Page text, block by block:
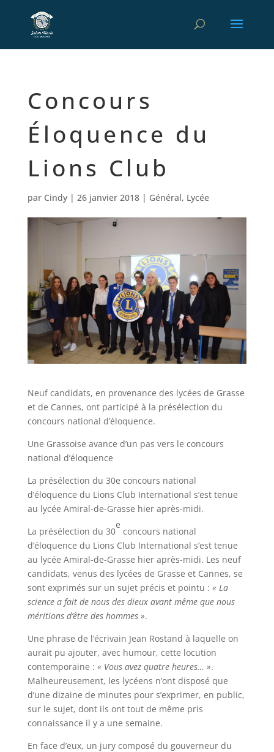
Concours
Éloquence du
Lions Club
par Cindy| 26 janvier 2018| Général, Lycée
Neuf candidats, en provenance des lycées de Grasse
et de Cannes, ont participé à la présélection du
concours national d’éloquence.
Une Grassoise avance d’un pas vers le concours
national d’éloquence
La présélection du 30e concours national
d’éloquence du Lions Club International s’est tenue
au lycée Amiral-de-Grasse hier après-midi.
La présélection du 30
e
concours national
d’éloquence du Lions Club International s’est tenue
au lycée Amiral-de-Grasse hier après-midi. Les neuf
candidats, venus des lycées de Grasse et Cannes, se
sont exprimés sur un sujet précis et pointu : « La
science a fait de nous des dieux avant même que nous
méritions d’être des hommes ».
Une phrase de l’écrivain Jean Rostand à laquelle on
aurait pu ajouter, avec humour, cette locution
contemporaine : « Vous avez quatre heures… ».
Malheureusement, les lycéens n’ont disposé que
d’une dizaine de minutes pour s’exprimer, en public,
sur le sujet, dont ils ont tout de même pris
connaissance il y a une semaine.
En face d’eux, un jury composé du gouverneur du